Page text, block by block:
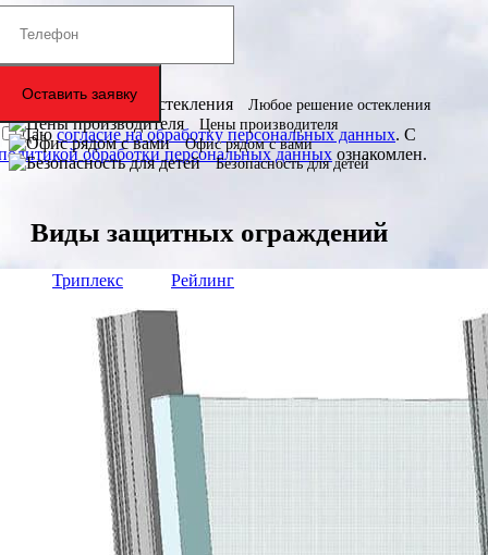
Оставить заявку
Даюсогласие на обработку персональных данных. С
обработки персональных данных ознакомлен.
Любое решение остекления
Цены производителя
Офис рядом с вами
Безопасность для детей
Виды защитных ограждений
Триплекс Рейлинг